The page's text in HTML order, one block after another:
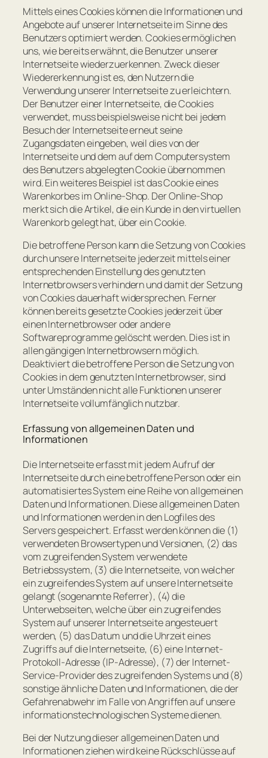
Mittels eines Cookies können die Informationen und
Angebote auf unserer Internetseite im Sinne des
Benutzers optimiert werden. Cookies ermöglichen
uns, wie bereits erwähnt, die Benutzer unserer
Internetseite wiederzuerkennen. Zweck dieser
Wiedererkennung ist es, den Nutzern die
Verwendung unserer Internetseite zu erleichtern.
Der Benutzer einer Internetseite, die Cookies
verwendet, muss beispielsweise nicht bei jedem
Besuch der Internetseite erneut seine
Zugangsdaten eingeben, weil dies von der
Internetseite und dem auf dem Computersystem
des Benutzers abgelegten Cookie übernommen
wird. Ein weiteres Beispiel ist das Cookie eines
Warenkorbes im Online-Shop. Der Online-Shop
merkt sich die Artikel, die ein Kunde in den virtuellen
Warenkorb gelegt hat, über ein Cookie.
Die betroffene Person kann die Setzung von Cookies
durch unsere Internetseite jederzeit mittels einer
entsprechenden Einstellung des genutzten
Internetbrowsers verhindern und damit der Setzung
von Cookies dauerhaft widersprechen. Ferner
können bereits gesetzte Cookies jederzeit über
einen Internetbrowser oder andere
Softwareprogramme gelöscht werden. Dies ist in
allen gängigen Internetbrowsern möglich.
Deaktiviert die betroffene Person die Setzung von
Cookies in dem genutzten Internetbrowser, sind
unter Umständen nicht alle Funktionen unserer
Internetseite vollumfänglich nutzbar.
Erfassung von allgemeinen Daten und
Informationen
Die Internetseite erfasst mit jedem Aufruf der
Internetseite durch eine betroffene Person oder ein
automatisiertes System eine Reihe von allgemeinen
Daten und Informationen. Diese allgemeinen Daten
und Informationen werden in den Logfiles des
Servers gespeichert. Erfasst werden können die (1)
verwendeten Browsertypen und Versionen, (2) das
vom zugreifenden System verwendete
Betriebssystem, (3) die Internetseite, von welcher
ein zugreifendes System auf unsere Internetseite
gelangt (sogenannte Referrer), (4) die
Unterwebseiten, welche über ein zugreifendes
System auf unserer Internetseite angesteuert
werden, (5) das Datum und die Uhrzeit eines
Zugriffs auf die Internetseite, (6) eine Internet-
Protokoll-Adresse (IP-Adresse), (7) der Internet-
Service-Provider des zugreifenden Systems und (8)
sonstige ähnliche Daten und Informationen, die der
Gefahrenabwehr im Falle von Angriffen auf unsere
informationstechnologischen Systeme dienen.
Bei der Nutzung dieser allgemeinen Daten und
Informationen ziehen wird keine Rückschlüsse auf